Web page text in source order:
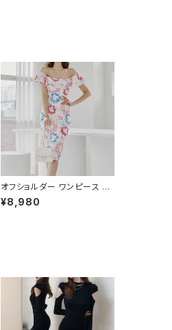
オフショルダー ワンピース フ
ラワー柄 タイトワンピース ド
レス 花柄ワンピ 春夏 エレガ
0232
¥8,980